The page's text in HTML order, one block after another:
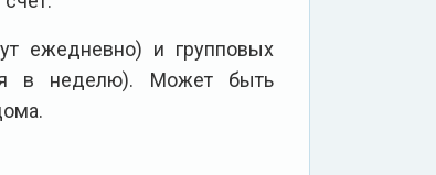
ежедневно) и групповых
в неделю). Может быть